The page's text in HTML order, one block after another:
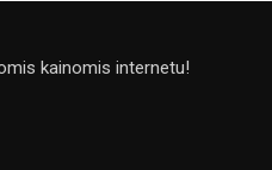
kainomis internetu!